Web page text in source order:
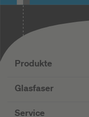
Produkte
Glasfaser
Service